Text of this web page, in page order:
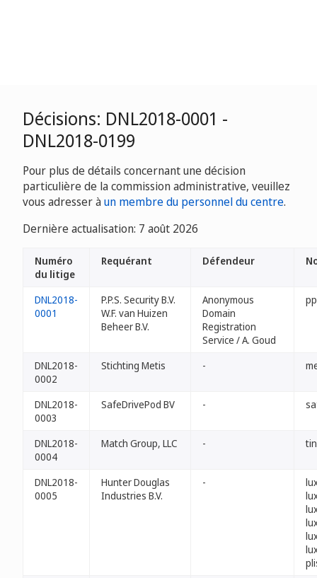
Décisions: DNL2018-0001 -
DNL2018-0199
Pour plus de détails concernant une décision
particulière de la commission administrative, veuillez
vous adresser àun membre du personnel du centre.
Dernière actualisation: 7 août 2026
Numéro
du litige
Requérant Défendeur
DNL2018-
0001
P.P.S. Security B.V.
W.F. van Huizen
Beheer B.V.
Anonymous
Domain
Registration
Service / A. Goud
DNL2018-
0002
Stichting Metis -
DNL2018-
0003
SafeDrivePod BV -
DNL2018-
0004
Match Group, LLC -
DNL2018-
0005
Hunter Douglas
Industries B.V.
-